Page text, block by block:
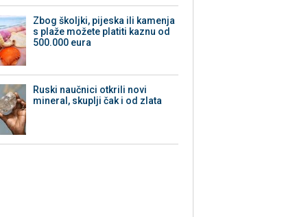
Zbog školjki, pijeska ili kamenja
s plaže možete platiti kaznu od
500.000 eura
Ruski naučnici otkrili novi
mineral, skuplji čak i od zlata